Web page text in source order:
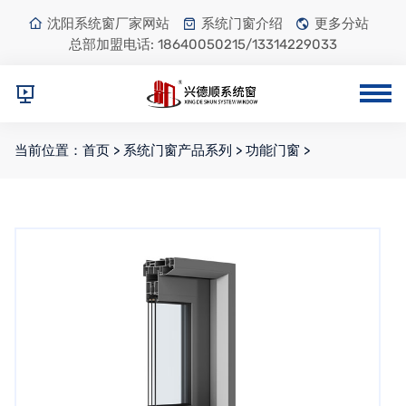
沈阳系统窗厂家网站 系统门窗介绍
更多分站
总部加盟电话: 18640050215/13314229033
当前位置： 首页 > 系统门窗产品系列 > 功能门窗 >